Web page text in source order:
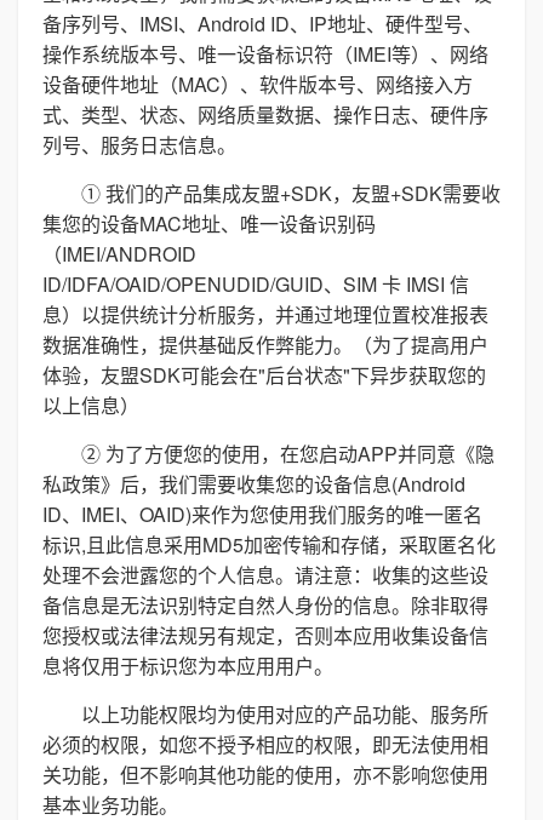
备序列号、IMSI、Android ID、IP地址、硬件型号、
操作系统版本号、唯一设备标识符（IMEI等）、网络
设备硬件地址（MAC）、软件版本号、网络接入方
式、类型、状态、网络质量数据、操作日志、硬件序
列号、服务日志信息。
① 我们的产品集成友盟+SDK，友盟+SDK需要收
集您的设备MAC地址、唯一设备识别码
（IMEI/ANDROID
ID/IDFA/OAID/OPENUDID/GUID、SIM 卡 IMSI 信
息）以提供统计分析服务，并通过地理位置校准报表
数据准确性，提供基础反作弊能力。（为了提高用户
体验，友盟SDK可能会在"后台状态"下异步获取您的
以上信息）
② 为了方便您的使用，在您启动APP并同意《隐
私政策》后，我们需要收集您的设备信息(Android
ID、IMEI、OAID)来作为您使用我们服务的唯一匿名
标识,且此信息采用MD5加密传输和存储，采取匿名化
处理不会泄露您的个人信息。请注意：收集的这些设
备信息是无法识别特定自然人身份的信息。除非取得
您授权或法律法规另有规定，否则本应用收集设备信
息将仅用于标识您为本应用用户。
以上功能权限均为使用对应的产品功能、服务所
必须的权限，如您不授予相应的权限，即无法使用相
关功能，但不影响其他功能的使用，亦不影响您使用
基本业务功能。